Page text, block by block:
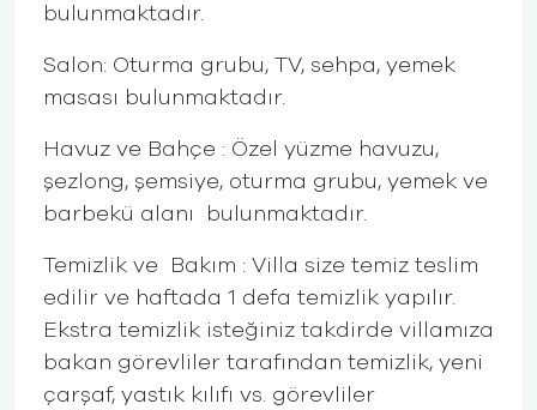
bulunmaktadır.
Salon: Oturma grubu, TV, sehpa, yemek
masası bulunmaktadır.
Havuz ve Bahçe : Özel yüzme havuzu,
şezlong, şemsiye, oturma grubu, yemek ve
barbekü alanı bulunmaktadır.
Temizlik ve Bakım : Villa size temiz teslim
edilir ve haftada 1 defa temizlik yapılır.
Ekstra temizlik isteğiniz takdirde villamıza
bakan görevliler tarafından temizlik, yeni
çarşaf, yastık kılıfı vs. görevliler